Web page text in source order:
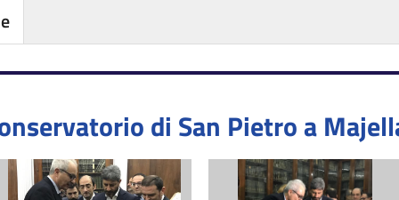
di San Pietro a